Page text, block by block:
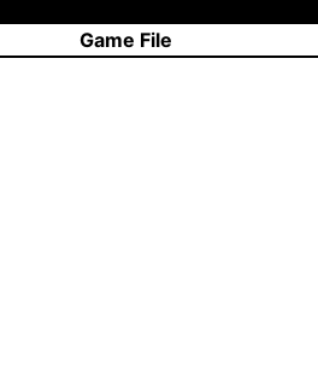
Game File